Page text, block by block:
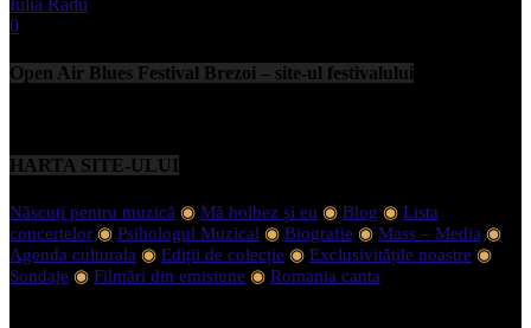
Iulia Radu
0
Open Air Blues Festival Brezoi – site-ul festivalului
HARTA SITE-ULUI
Născuți pentru muzică ◉ Mă holbez și eu ◉ Blog ◉ Lista
concertelor ◉ Psihologul Muzical ◉ Biografie ◉ Mass – Media ◉
Agenda culturala ◉ Ediții de colecție ◉ Exclusivitățile noastre ◉
Sondaje ◉ Filmări din emisiune ◉ Romania canta